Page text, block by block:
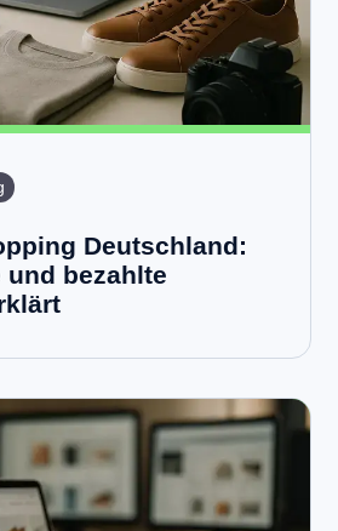
Deutschland:
bezahlte